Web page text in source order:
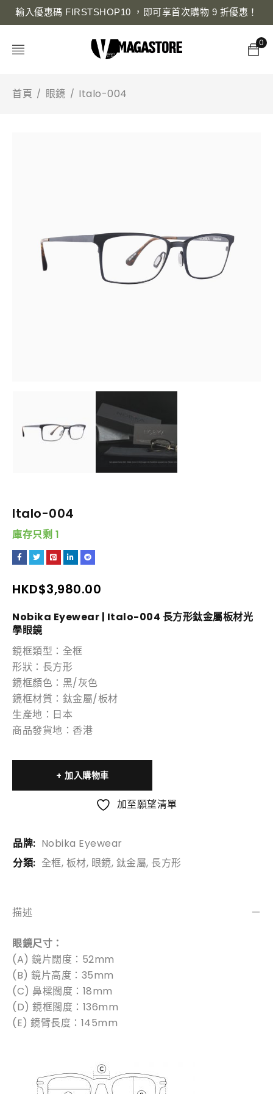
輸入優惠碼 FIRSTSHOP10 ，即可享首次購物 9 折優惠！
0
首頁 / 眼鏡 / Italo-004
Italo-004
庫存只剩 1
HKD$3,980.00
Nobika Eyewear | Italo-004 長方形鈦金屬板材光
學眼鏡
鏡框類型：全框
形狀：長方形
鏡框顏色：黑/灰色
鏡框材質：鈦金屬/板材
生產地：日本
商品發貨地：香港
加入購物車
加至願望清單
品牌: Nobika Eyewear
分類: 全框, 板材, 眼鏡, 鈦金屬, 長方形
描述
眼鏡尺寸：
(A) 鏡片闊度：52mm
(B) 鏡片高度：35mm
(C) 鼻樑闊度：18mm
(D) 鏡框闊度：136mm
(E) 鏡臂長度：145mm